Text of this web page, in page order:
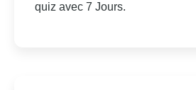
quiz avec 7 Jours.